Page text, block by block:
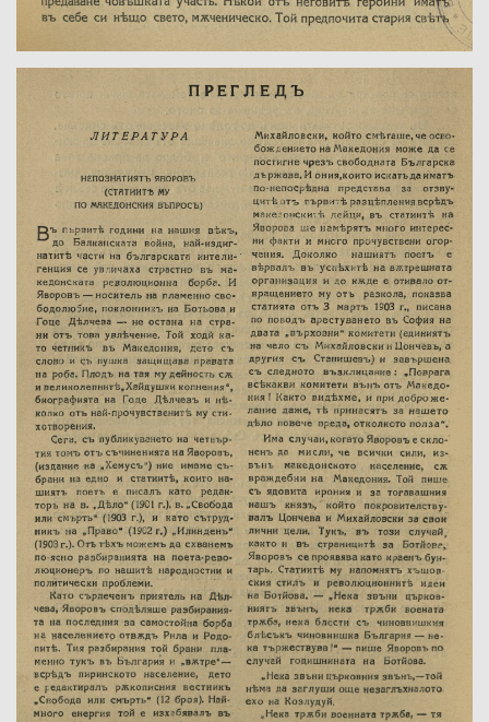
Име на изданието:
Година:
Град на издаване:
Страници от-до:
Държател:
Забележка: